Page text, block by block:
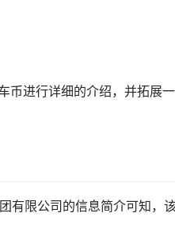
币进行详细的介绍，并拓展
有限公司的信息简介可知，